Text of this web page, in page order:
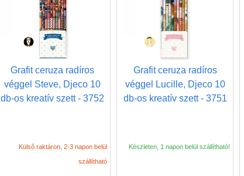
Grafit ceruza radíros
véggel Steve, Djeco 10
db-os kreatív szett - 3752
Külső raktáron, 2-3 napon belül
szállítható
Grafit ceruza radíros
véggel Lucille, Djeco 10
db-os kreatív szett - 3751
Készleten, 1 napon belül szállítható!